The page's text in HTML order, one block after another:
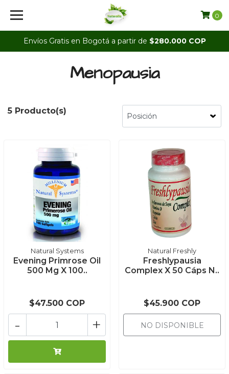
Envíos Gratis en Bogotá a partir de $280.000 COP
0
Menopausia
5 Producto(s)
Natural Systems
Evening Primrose Oil
500 Mg X 100..
$47.500 COP
+
-
Natural Freshly
Freshlypausia
Complex X 50 Cáps N..
$45.900 COP
NO DISPONIBLE